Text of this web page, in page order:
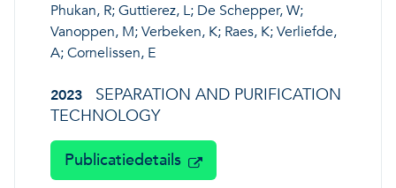
Phukan, R; Guttierez, L; De Schepper, W;
Vanoppen, M; Verbeken, K; Raes, K; Verliefde,
A; Cornelissen, E
2023 SEPARATION AND PURIFICATION
TECHNOLOGY
Publicatiedetails